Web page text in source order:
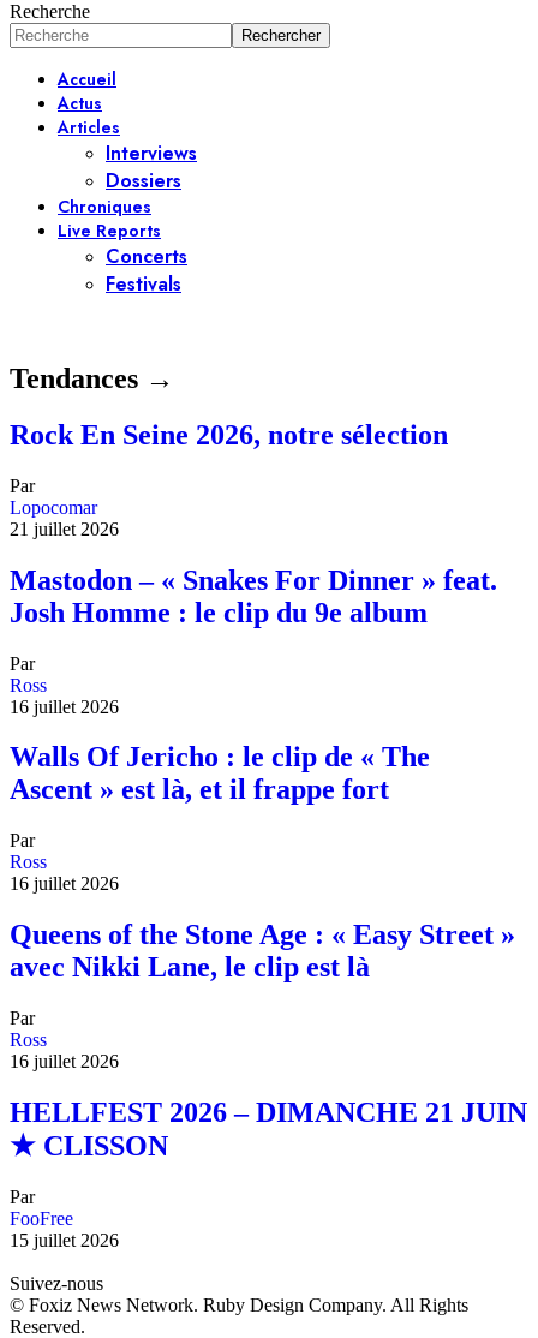
Recherche
Accueil
Actus
Articles
Interviews
Dossiers
Chroniques
Live Reports
Concerts
Festivals
Tendances →
Rock En Seine 2026, notre sélection
Par
Lopocomar
21 juillet 2026
Mastodon – « Snakes For Dinner » feat.
Josh Homme : le clip du 9e album
Par
Ross
16 juillet 2026
Walls Of Jericho : le clip de « The
Ascent » est là, et il frappe fort
Par
Ross
16 juillet 2026
Queens of the Stone Age : « Easy Street »
avec Nikki Lane, le clip est là
Par
Ross
16 juillet 2026
HELLFEST 2026 – DIMANCHE 21 JUIN
★ CLISSON
Par
FooFree
15 juillet 2026
Suivez-nous
© Foxiz News Network. Ruby Design Company. All Rights
Reserved.